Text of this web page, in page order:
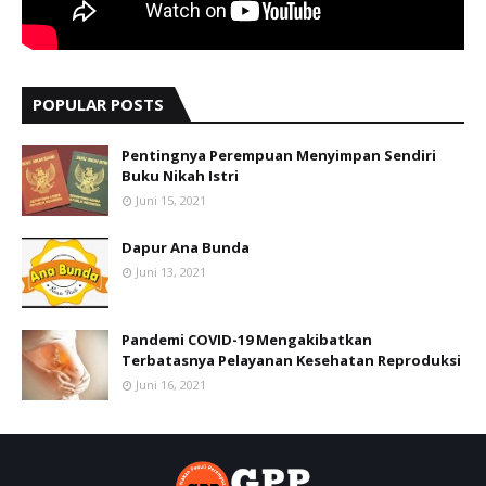
POPULAR POSTS
Pentingnya Perempuan Menyimpan Sendiri
Buku Nikah Istri
Juni 15, 2021
Dapur Ana Bunda
Juni 13, 2021
Pandemi COVID-19 Mengakibatkan
Terbatasnya Pelayanan Kesehatan Reproduksi
Juni 16, 2021